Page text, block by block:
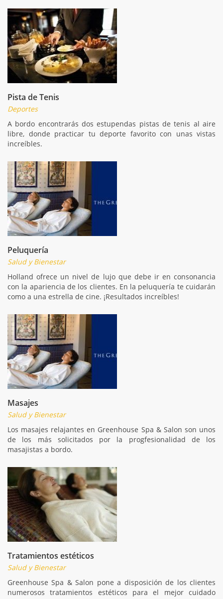
Pista de Tenis
Deportes
A bordo encontrarás dos estupendas pistas de tenis al aire
libre, donde practicar tu deporte favorito con unas vistas
increíbles.
Peluquería
Salud y Bienestar
Holland ofrece un nivel de lujo que debe ir en consonancia
con la apariencia de los clientes. En la peluquería te cuidarán
como a una estrella de cine. ¡Resultados increíbles!
Masajes
Salud y Bienestar
Los masajes relajantes en Greenhouse Spa & Salon son unos
de los más solicitados por la progfesionalidad de los
masajistas a bordo.
Tratamientos estéticos
Salud y Bienestar
Greenhouse Spa & Salon pone a disposición de los clientes
numerosos tratamientos estéticos para el mejor cuidado